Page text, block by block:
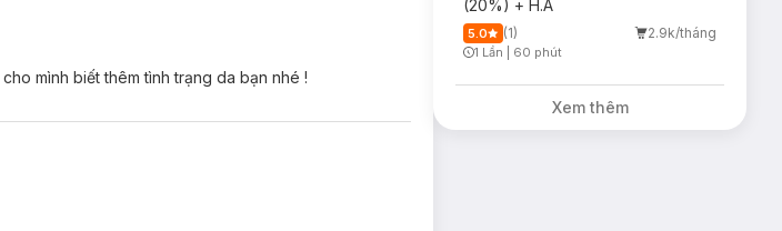
mình biết thêm tình trạng da bạn nhé !
(20%) + H.A
5.0 (1) 2.9k/tháng
1 Lần 60 phút
Xem thêm